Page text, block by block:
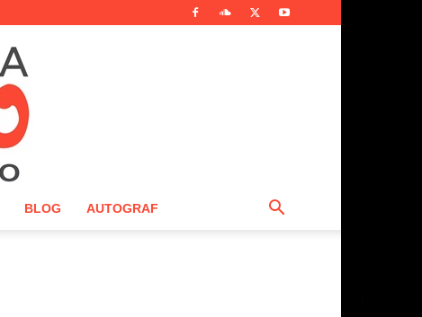
BLOG AUTOGRAF